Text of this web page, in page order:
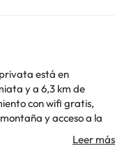
está en
y a 6,3 km de
con wifi gratis,
y acceso a la
equipada con